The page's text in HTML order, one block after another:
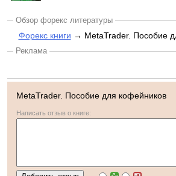
Обзор форекс литературы
Форекс книги → MetaTrader. Пособие
Реклама
MetaTrader. Пособие для кофейников
Написать отзыв о книге: